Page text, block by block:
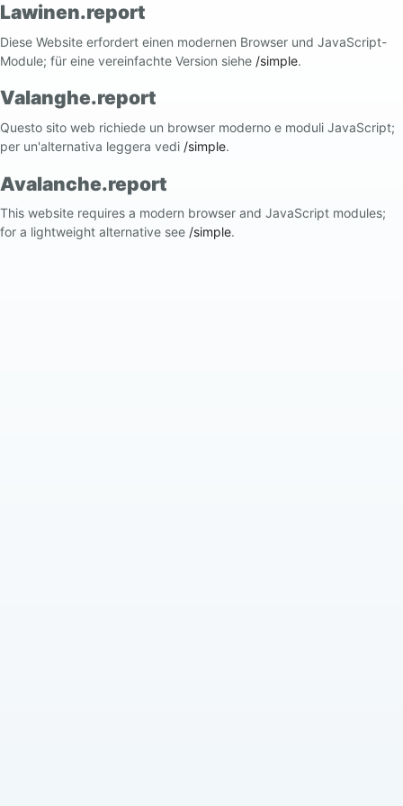
Lawinen.report
Diese Website erfordert einen modernen Browser und JavaScript-
Module; für eine vereinfachte Version siehe /simple.
Valanghe.report
Questo sito web richiede un browser moderno e moduli JavaScript;
per un'alternativa leggera vedi /simple.
Avalanche.report
This website requires a modern browser and JavaScript modules;
for a lightweight alternative see /simple.